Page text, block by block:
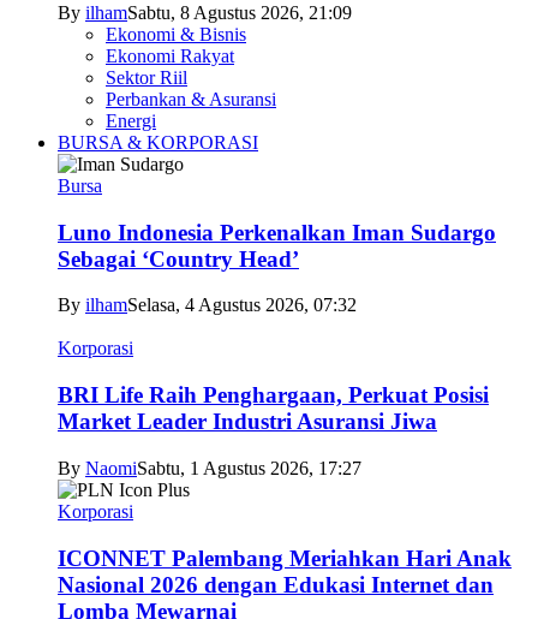
By ilhamSabtu, 8 Agustus 2026, 21:09
Ekonomi & Bisnis
Ekonomi Rakyat
Sektor Riil
Perbankan & Asuransi
Energi
BURSA & KORPORASI
Bursa
Luno Indonesia Perkenalkan Iman Sudargo
Sebagai ‘Country Head’
By ilhamSelasa, 4 Agustus 2026, 07:32
Korporasi
BRI Life Raih Penghargaan, Perkuat Posisi
Market Leader Industri Asuransi Jiwa
By NaomiSabtu, 1 Agustus 2026, 17:27
Korporasi
ICONNET Palembang Meriahkan Hari Anak
Nasional 2026 dengan Edukasi Internet dan
Lomba Mewarnai